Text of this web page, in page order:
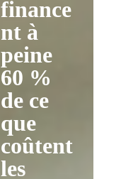
finance
nt à
peine
60 %
de ce
que
coûtent
les